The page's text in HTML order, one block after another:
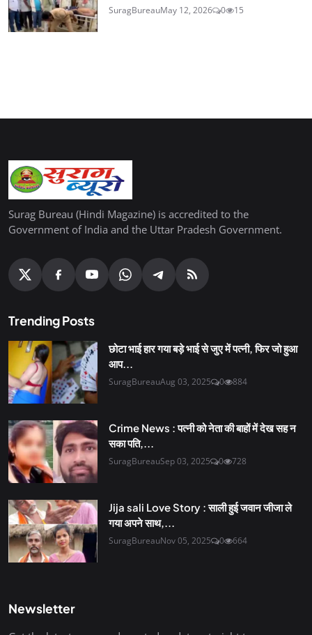
SuragBureauMay 12, 2026 0 15
Surag Bureau (Hindi Magazine) is accredited to the
Government of India and the Uttar Pradesh Government.
Trending Posts
छोटा भाई हार गया बड़े भाई से जुए में पत्नी, फिर जो हुआ
आप...
SuragBureauAug 03, 2025 0 884
Crime News : पत्नी को नेता की बाहों में देख सह न
सका पति,...
SuragBureauSep 03, 2025 0 728
Jija sali Love Story : साली हुई जवान जीजा ले
गया अपने साथ,...
SuragBureauNov 05, 2025 0 664
Newsletter